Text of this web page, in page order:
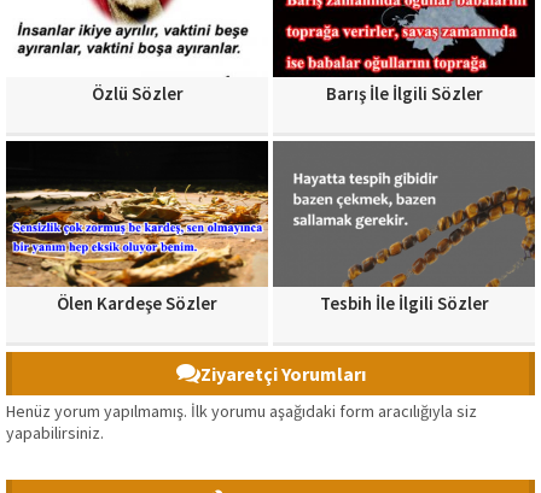
Özlü Sözler Barış İle İlgili Sözler
Ölen Kardeşe Sözler Tesbih İle İlgili Sözler
Ziyaretçi Yorumları
Henüz yorum yapılmamış. İlk yorumu aşağıdaki form aracılığıyla siz
yapabilirsiniz.